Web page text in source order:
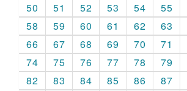
50
51 52 53 54 55
58
59 60 61 62 63
66
67 68 69 70 71
74
75 76 77 78 79
82
83 84 85 86 87